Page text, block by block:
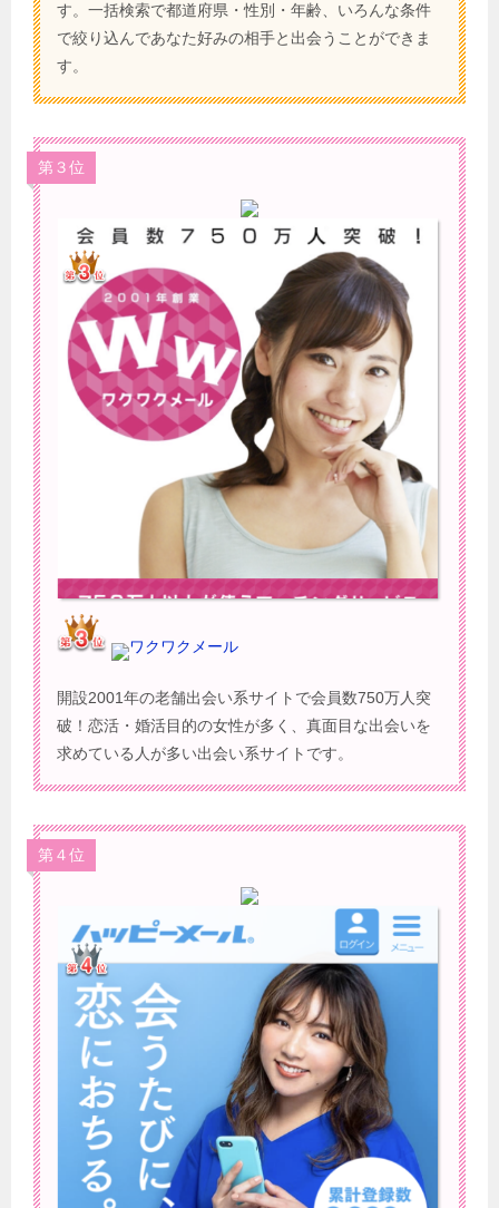
す。一括検索で都道府県・性別・年齢、いろんな条件
で絞り込んであなた好みの相手と出会うことができま
す。
第３位
ワクワクメール
開設2001年の老舗出会い系サイトで会員数750万人突
破！恋活・婚活目的の女性が多く、真面目な出会いを
求めている人が多い出会い系サイトです。
第４位